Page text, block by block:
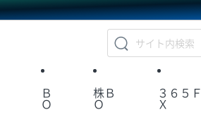
Ｂ
Ｏ
株Ｂ
Ｏ
３６５Ｆ
Ｘ